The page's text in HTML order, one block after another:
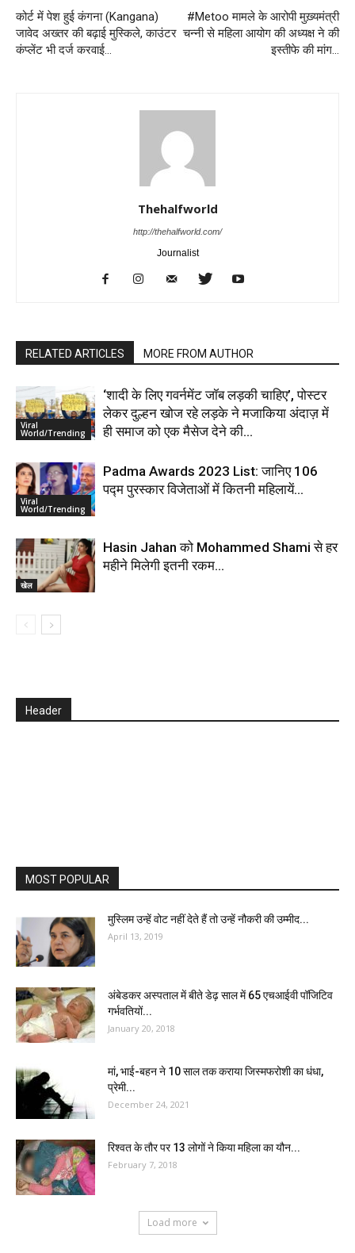
कोर्ट में पेश हुई कंगना (Kangana)
जावेद अख्तर की बढ़ाई मुस्किले, काउंटर
कंप्लेंट भी दर्ज करवाई…
#Metoo मामले के आरोपी मुख़्यमंत्री
चन्नी से महिला आयोग की अध्यक्ष ने की
इस्तीफे की मांग…
Thehalfworld
http://thehalfworld.com/
Journalist
RELATED ARTICLES MORE FROM AUTHOR
Viral
World/Trending
‘शादी के लिए गवर्नमेंट जॉब लड़की चाहिए’, पोस्टर
लेकर दुल्हन खोज रहे लड़के ने मजाकिया अंदाज़ में
ही समाज को एक मैसेज देने की...
Viral
World/Trending
Padma Awards 2023 List: जानिए 106
पद्म पुरस्कार विजेताओं में कितनी महिलायें…
खेल
Hasin Jahan को Mohammed Shami से हर
महीने मिलेगी इतनी रकम…
Header
MOST POPULAR
मुस्लिम उन्हें वोट नहीं देते हैं तो उन्हें नौकरी की उम्मीद...
April 13, 2019
अंबेडकर अस्पताल में बीते डेढ़ साल में 65 एचआईवी पॉजिटिव
गर्भवतियों...
January 20, 2018
मां, भाई-बहन ने 10 साल तक कराया जिस्मफरोशी का धंधा,
प्रेमी...
December 24, 2021
रिश्‍वत के तौर पर 13 लोगों ने किया महिला का यौन...
February 7, 2018
Load more